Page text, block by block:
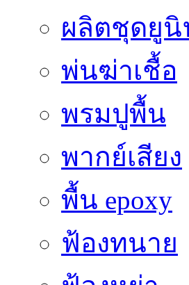
ผลิตชุดยูนิ
พ่นฆ่าเชื้อ
พรมปูพื้น
พากย์เสียง
พื้น epoxy
ฟ้องทนาย